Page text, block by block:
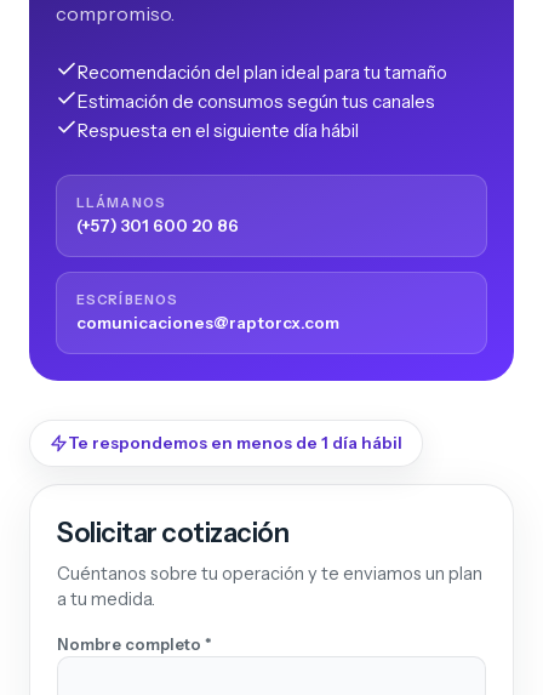
compromiso.
Recomendación del plan ideal para tu tamaño
Estimación de consumos según tus canales
Respuesta en el siguiente día hábil
LLÁMANOS
(+57) 301 600 20 86
ESCRÍBENOS
comunicaciones@raptorcx.com
Te respondemos en menos de 1 día hábil
Solicitar cotización
Cuéntanos sobre tu operación y te enviamos un plan
a tu medida.
Nombre completo *